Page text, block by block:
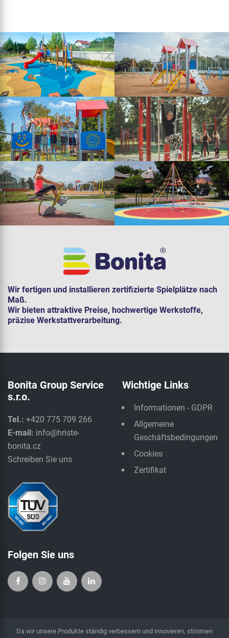
Wir fertigen und installieren zertifizierte Spielplätze nach
Maß.
Wir bieten attraktive Preise, hochwertige Werkstoffe,
präzise Werkstattverarbeitung.
Bonita Group Service
s.r.o.
Tel.: +420 775 709 266
E-mail: info@hriste-
bonita.cz
Schreiben Sie uns
Wichtige Links
Informationen - GDPR
Allgemeine
Geschäftsbedingungen
Cookies
Zertifikat
Folgen Sie uns
Da wir unsere Produkte ständig verbessern und innovieren, stimmen